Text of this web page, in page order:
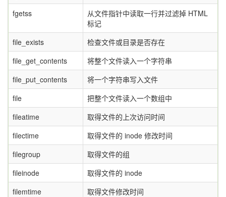
fgetss
从文件指针中读取一行并过滤掉 HTML
标记
file_exists
检查文件或目录是否存在
file_get_contents
将整个文件读入一个字符串
file_put_contents
将一个字符串写入文件
file
把整个文件读入一个数组中
fileatime
取得文件的上次访问时间
filectime
取得文件的 inode 修改时间
filegroup
取得文件的组
fileinode
取得文件的 inode
filemtime
取得文件修改时间